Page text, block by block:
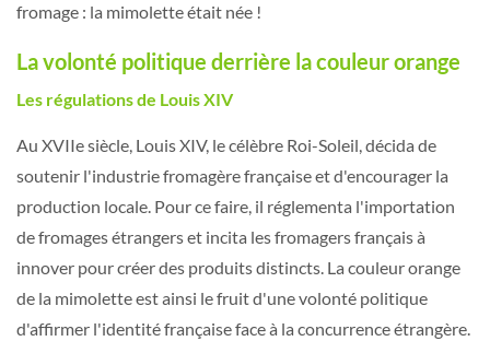
fromage : la mimolette était née !
La volonté politique derrière la couleur orange
Les régulations de Louis XIV
Au XVIIe siècle, Louis XIV, le célèbre Roi-Soleil, décida de
soutenir l'industrie fromagère française et d'encourager la
production locale. Pour ce faire, il réglementa l'importation
de fromages étrangers et incita les fromagers français à
innover pour créer des produits distincts. La couleur orange
de la mimolette est ainsi le fruit d'une volonté politique
d'affirmer l'identité française face à la concurrence étrangère.